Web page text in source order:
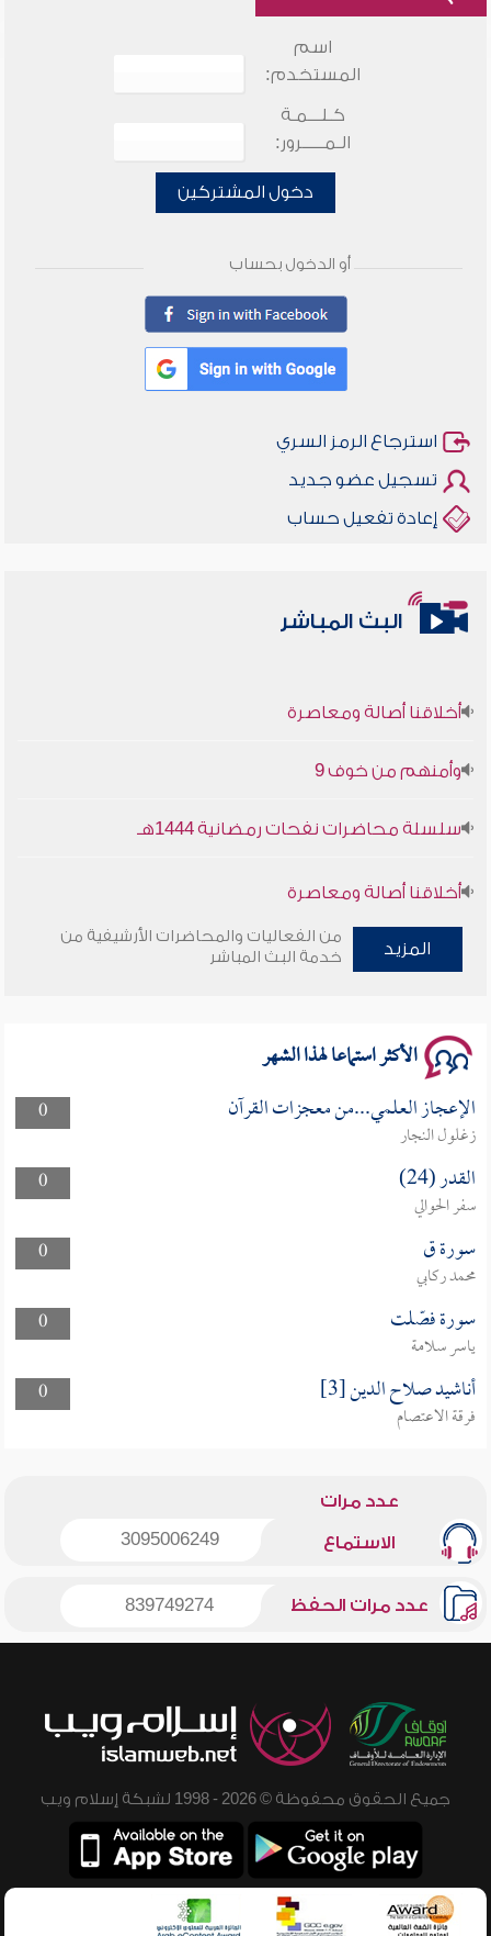
اسم
المستخدم:
كـلـــمـة
الـمـــــرور:
دخول المشتركين
أو الدخول بحساب
استرجاع الرمز السري
تسجيل عضو جديد
إعادة تفعيل حساب
البث المباشر
أخلاقنا أصالة ومعاصرة
وأمنهم من خوف 9
سلسلة محاضرات نفحات رمضانية 1444هـ
أخلاقنا أصالة ومعاصرة
وأمنهم من خوف 9
المزيد
من الفعاليات والمحاضرات الأرشيفية من
خدمة البث المباشر
الأكثر استماعا لهذا الشهر
0 الإعجاز العلمي...من معجزات القرآن
زغلول النجار
0
القدر (24)
سفر الحوالي
0
سورة ق
محمد ركابي
0
سورة فصّلت
ياسر سلامة
0
أناشيد صلاح الدين [3]
فرقة الاعتصام
عدد مرات
الاستماع 3095006249
عدد مرات الحفظ 839749274
جميع الحقوق محفوظة © 2026 - 1998 لشبكة إسلام ويب